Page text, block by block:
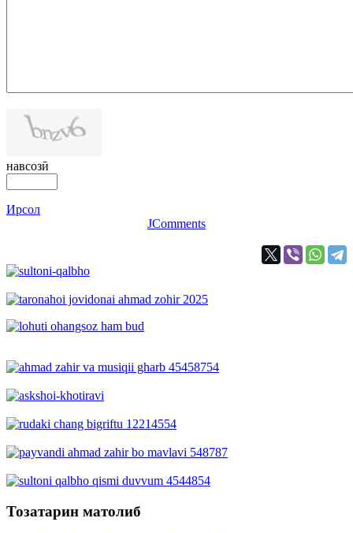
навсозӣ
Ирсол
JComments
Тозатарин матолиб